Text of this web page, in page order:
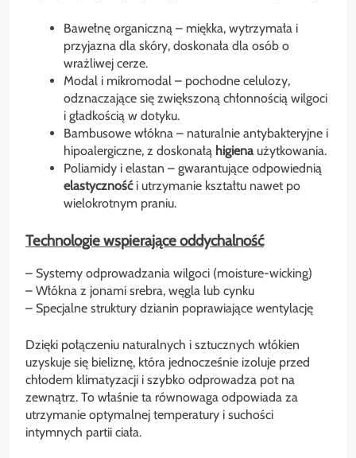
Bawełnę organiczną – miękka, wytrzymała i
przyjazna dla skóry, doskonała dla osób o
wrażliwej cerze.
Modal i mikromodal – pochodne celulozy,
odznaczające się zwiększoną chłonnością wilgoci
i gładkością w dotyku.
Bambusowe włókna – naturalnie antybakteryjne i
hipoalergiczne, z doskonałą higienaużytkowania.
Poliamidy i elastan – gwarantujące odpowiednią
elastycznośći utrzymanie kształtu nawet po
wielokrotnym praniu.
Technologie wspierające oddychalność
– Systemy odprowadzania wilgoci (moisture-wicking)
– Włókna z jonami srebra, węgla lub cynku
– Specjalne struktury dzianin poprawiające wentylację
Dzięki połączeniu naturalnych i sztucznych włókien
uzyskuje się bieliznę, która jednocześnie izoluje przed
chłodem klimatyzacji i szybko odprowadza pot na
zewnątrz. To właśnie ta równowaga odpowiada za
utrzymanie optymalnej temperatury i suchości
intymnych partii ciała.